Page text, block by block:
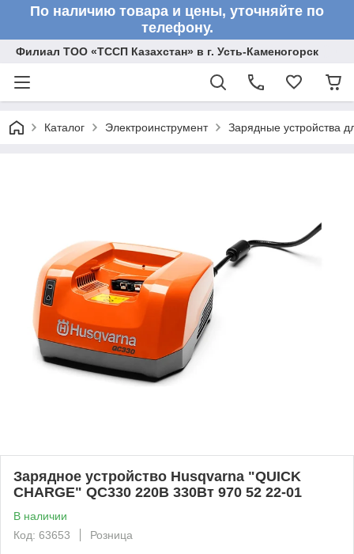
По наличию товара и цены, уточняйте по
телефону.
Филиал ТОО «ТССП Казахстан» в г. Усть-Каменогорск
Каталог Электроинструмент Зарядные устройства
Зарядное устройство Husqvarna "QUICK
CHARGE" QC330 220В 330Вт 970 52 22-01
В наличии
Код: 63653
Розница